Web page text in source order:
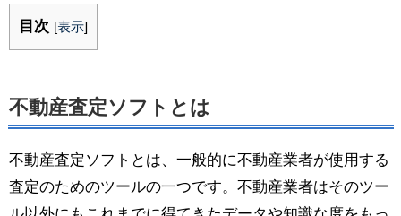
目次 [表示]
不動産査定ソフトとは
不動産査定ソフトとは、一般的に不動産業者が使用する
査定のためのツールの一つです。不動産業者はそのツー